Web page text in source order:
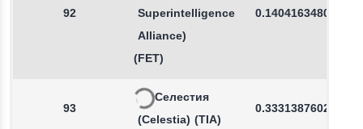
92
Superintelligence
Alliance)
(FET)
0.1404163480
93
Селестия
(Celestia) (TIA)
0.3331387602